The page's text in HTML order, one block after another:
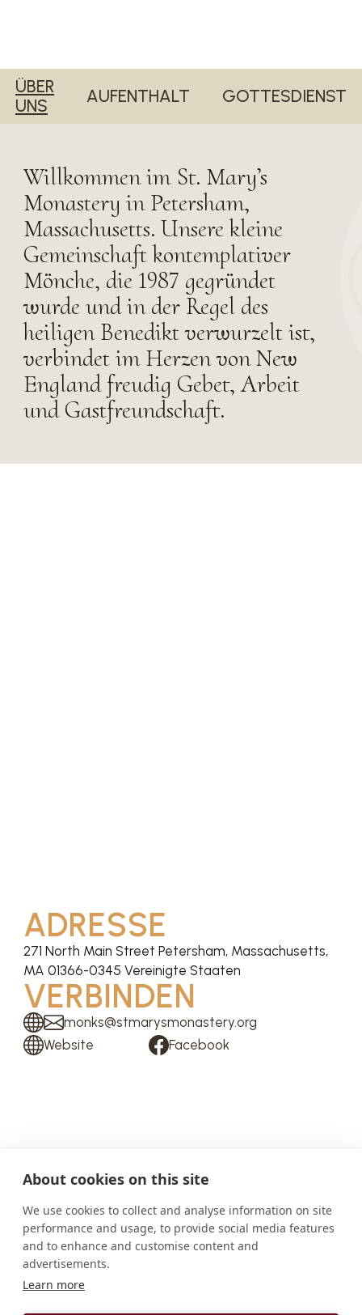
ÜBER
UNS
AUFENTHALT GOTTESDIENST
Willkommen im St. Mary’s
Monastery in Petersham,
Massachusetts. Unsere kleine
Gemeinschaft kontemplativer
Mönche, die 1987 gegründet
wurde und in der Regel des
heiligen Benedikt verwurzelt ist,
verbindet im Herzen von New
England freudig Gebet, Arbeit
und Gastfreundschaft.
ADRESSE
271 North Main Street Petersham, Massachusetts,
MA 01366-0345 Vereinigte Staaten
VERBINDEN
monks@stmarysmonastery.org
Website
Facebook
ÜBER UNS
Mönchsgemeinschaft in der katholischen Diözese
Worcester, Massachusetts. Wir sind ein
Tochterkloster der Abtei Pluscarden in Schottland.
Wir feiern die Hl. Messe und das Stundengebet in
lateinischem Gregorianischen Choral und folgen
dabei den Richtlinien des Zweiten Vatikanischen
About cookies on this site
We use cookies to collect and analyse information on site
performance and usage, to provide social media features
and to enhance and customise content and
advertisements.
Learn more